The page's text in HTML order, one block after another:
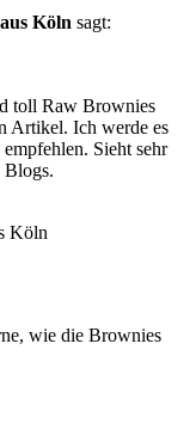
Köln sagt:
toll Raw Brownies
Artikel. Ich werde es
Sieht sehr
Blogs.
Köln
wie die Brownies